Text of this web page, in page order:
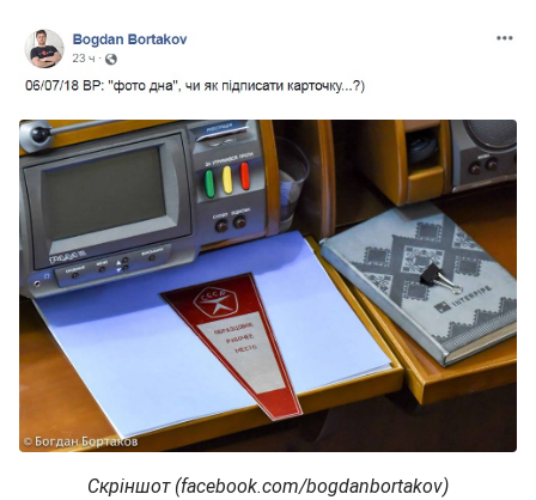
Скріншот (facebook.com/bogdanbortakov)